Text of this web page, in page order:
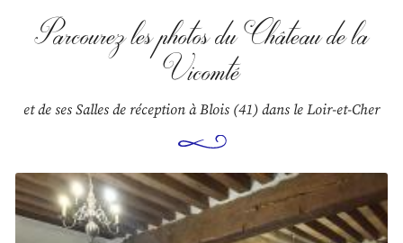
Parcourez les photosdu Château de la
Vicomté
et de ses Salles de réception à Blois (41) dans le Loir-et-Cher